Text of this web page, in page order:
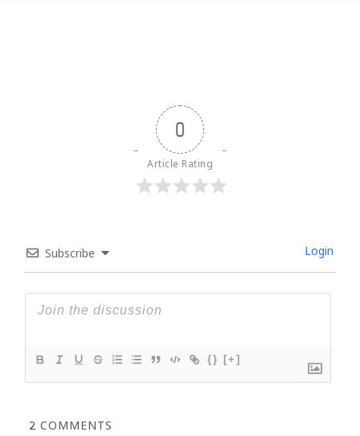
0
Article Rating
Subscribe Login
{} [+]
2 COMMENTS